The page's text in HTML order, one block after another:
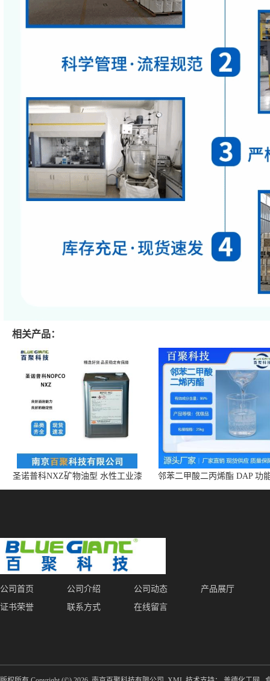
相关产品：
圣诺普科NXZ矿物油型 水性工业漆
消泡剂 持久抑泡 现货
邻苯二甲酸二丙烯酯 DAP 功
体 增塑剂 CAS:131-17-9
公司首页 公司介绍 公司动态
产品展厅
证书荣誉
联系方式 在线留言